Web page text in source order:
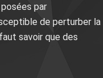
par
de perturber la
savoir que des